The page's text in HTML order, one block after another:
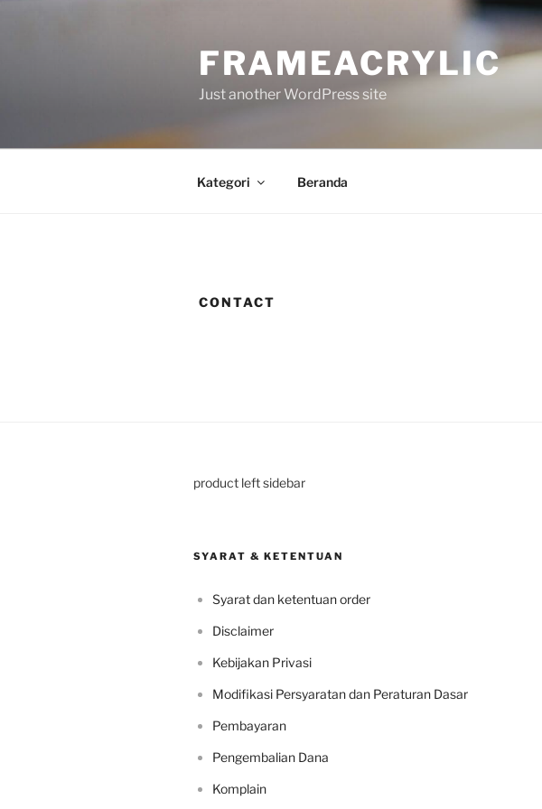
FRAMEACRYLIC
Just another WordPress site
Kategori Beranda
CONTACT
product left sidebar
SYARAT & KETENTUAN
Syarat dan ketentuan order
Disclaimer
Kebijakan Privasi
Modifikasi Persyaratan dan Peraturan Dasar
Pembayaran
Pengembalian Dana
Komplain